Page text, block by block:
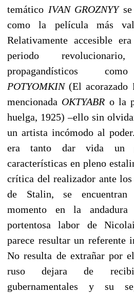
temático IVAN GROZNYYse
como la película más
Relativamente accesible
periodo
propagandísticos
POTYOMKIN(El acorazado
mencionada OKTYABR o la
huelga, 1925) –ello sin
un artista incómodo al
era tanto dar vida un
características en pleno
crítica del realizador ante los
de Stalin, se encuentran
momento en la
portentosa labor de
parece resultar un referente
No resulta de extrañar por
ruso dejara de
gubernamentales y su